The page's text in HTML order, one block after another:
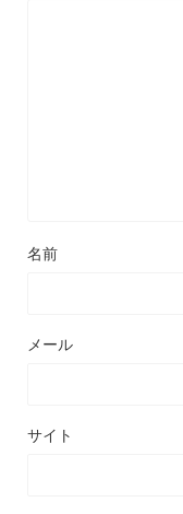
名前
メール
サイト